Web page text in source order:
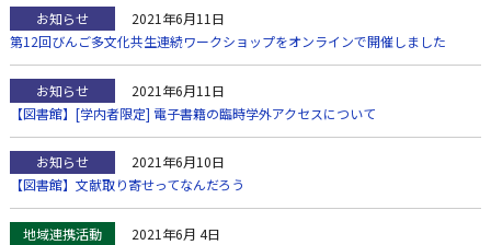
お知らせ
2021年6月11日
第12回びんご多文化共生連続ワークショップをオンラインで開催しました
お知らせ
2021年6月11日
【図書館】[学内者限定] 電子書籍の臨時学外アクセスについて
お知らせ
2021年6月10日
【図書館】文献取り寄せってなんだろう
地域連携活動
2021年6月 4日